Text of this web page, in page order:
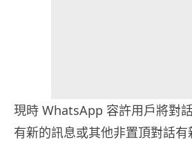
現時 WhatsApp 容許用戶將對
有新的訊息或其他非置頂對話